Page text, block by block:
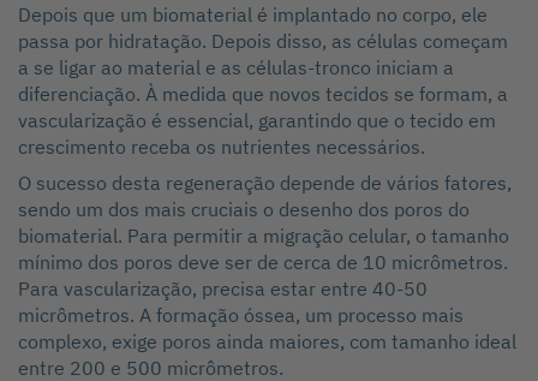
Depois que um biomaterial é implantado no corpo, ele
passa por hidratação. Depois disso, as células começam
a se ligar ao material e as células-tronco iniciam a
diferenciação. À medida que novos tecidos se formam, a
vascularização é essencial, garantindo que o tecido em
crescimento receba os nutrientes necessários.
O sucesso desta regeneração depende de vários fatores,
sendo um dos mais cruciais o desenho dos poros do
biomaterial. Para permitir a migração celular, o tamanho
mínimo dos poros deve ser de cerca de 10 micrômetros.
Para vascularização, precisa estar entre 40-50
micrômetros. A formação óssea, um processo mais
complexo, exige poros ainda maiores, com tamanho ideal
entre 200 e 500 micrômetros.